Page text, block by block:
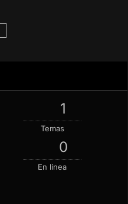
1
Temas
0
En línea